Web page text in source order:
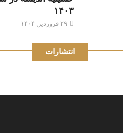
۱۴۰۳
۲۹ فروردین ۱۴۰۴
انتشارات